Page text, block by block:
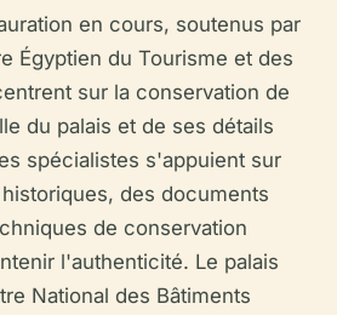
en cours, soutenus par
Égyptien du Tourisme et des
sur la conservation de
du palais et de ses détails
spécialistes s'appuient sur
des documents
de conservation
l'authenticité. Le palais
National des Bâtiments